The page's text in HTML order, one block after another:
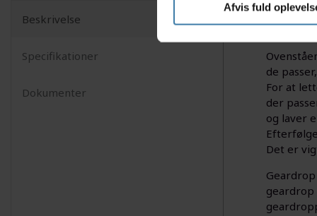
Afvis fuld
Beskrivelse
Specifikationer
Dokumenter
Dette
de
For at
der
og laver
Det er
geardrop